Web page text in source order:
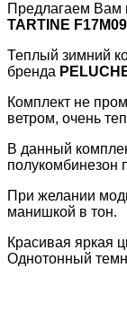
Предлагаем Вам
TARTINE
Теплый зимний
бренда
Комплект не
ветром, очень
В данный
полукомбинезон
При желании
манишкой в тон.
Красивая яркая
Однотонный